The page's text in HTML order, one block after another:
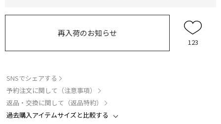
再入荷のお知らせ
123
SNSでシェアする
予約注文に関して（注意事項）
返品・交換に関して（返品特約）
過去購入アイテムサイズと比較する